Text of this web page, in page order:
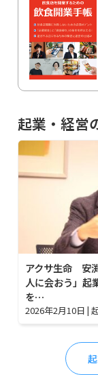
起業・経営
アクサ生命 安
人に会おう」起
を…
2026年2月10日 |